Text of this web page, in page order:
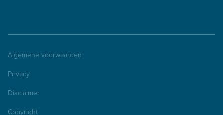
Algemene voorwaarden
Privacy
Disclaimer
Copyright